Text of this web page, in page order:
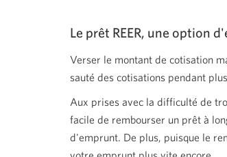
Le prêt REER, une option
Verser le montant de cotisation
sauté des cotisations pendant
Aux prises avec la difficulté de
facile de rembourser un prêt à
d'emprunt. De plus, puisque le